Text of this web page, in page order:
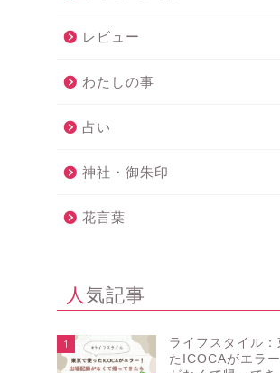
レビュー
わたしの事
占い
神社・御朱印
花言葉
人気記事
1
ライフスタイル：
たICOCAがエラ